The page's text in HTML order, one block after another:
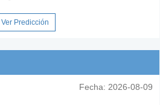
Ver Predicción
Fecha: 2026-08-09